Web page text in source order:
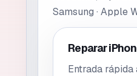
Samsung · Apple
Reparar
Entrada